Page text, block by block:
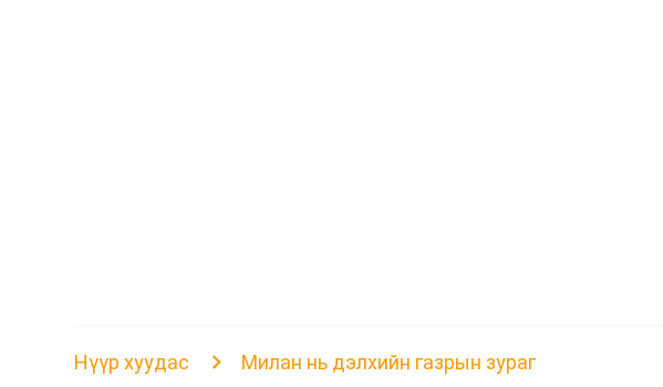
Нүүр хуудас Милан нь дэлхийн газрын зураг